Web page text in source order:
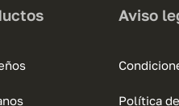
Aviso
Política